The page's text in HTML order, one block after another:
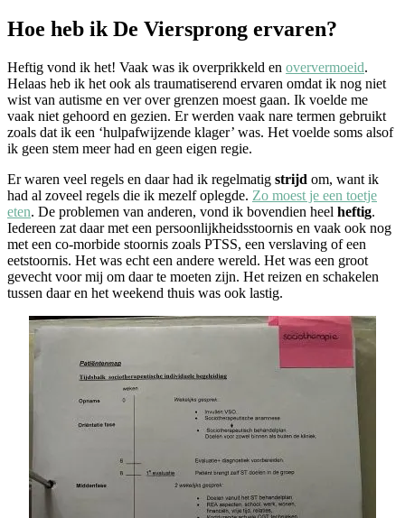
Hoe heb ik De Viersprong ervaren?
Heftig vond ik het! Vaak was ik overprikkeld en oververmoeid.
Helaas heb ik het ook als traumatiserend ervaren omdat ik nog niet
wist van autisme en ver over grenzen moest gaan. Ik voelde me
vaak niet gehoord en gezien. Er werden vaak nare termen gebruikt
zoals dat ik een ‘hulpafwijzende klager’ was. Het voelde soms alsof
ik geen stem meer had en geen eigen regie.
Er waren veel regels en daar had ik regelmatig strijd om, want ik
had al zoveel regels die ik mezelf oplegde. Zo moest je een toetje
eten. De problemen van anderen, vond ik bovendien heel heftig.
Iedereen zat daar met een persoonlijkheidsstoornis en vaak ook nog
met een co-morbide stoornis zoals PTSS, een verslaving of een
eetstoornis. Het was echt een andere wereld. Het was een groot
gevecht voor mij om daar te moeten zijn. Het reizen en schakelen
tussen daar en het weekend thuis was ook lastig.